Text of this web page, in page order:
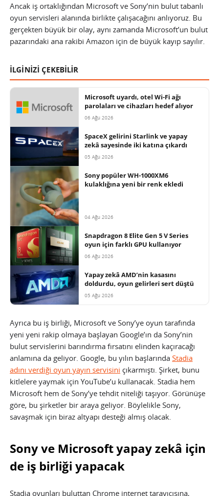
Ancak iş ortaklığından Microsoft ve Sony’nin bulut tabanlı
oyun servisleri alanında birlikte çalışacağını anlıyoruz. Bu
gerçekten büyük bir olay, aynı zamanda Microsoft’un bulut
pazarındaki ana rakibi Amazon için de büyük kayıp sayılır.
İLGİNİZİ ÇEKEBİLİR
Microsoft uyardı, otel Wi-Fi ağı
parolaları ve cihazları hedef alıyor
06 Ağu 2026
SpaceX gelirini Starlink ve yapay
zekâ sayesinde iki katına çıkardı
05 Ağu 2026
Sony popüler WH-1000XM6
kulaklığına yeni bir renk ekledi
04 Ağu 2026
Snapdragon 8 Elite Gen 5 V Series
oyun için farklı GPU kullanıyor
06 Ağu 2026
Yapay zekâ AMD’nin kasasını
doldurdu, oyun gelirleri sert düştü
05 Ağu 2026
Ayrıca bu iş birliği, Microsoft ve Sony’ye oyun tarafında
yeni yeni rakip olmaya başlayan Google’ın da Sony’nin
bulut servislerini barındırma fırsatını elinden kaçıracağı
anlamına da geliyor. Google, bu yılın başlarında Stadia
adını verdiği oyun yayın servisini çıkarmıştı. Şirket, bunu
kitlelere yaymak için YouTube’u kullanacak. Stadia hem
Microsoft hem de Sony’ye tehdit niteliği taşıyor. Görünüşe
göre, bu şirketler bir araya geliyor. Böylelikle Sony,
savaşmak için biraz altyapı desteği almış olacak.
Sony ve Microsoft yapay zekâ için
de iş birliği yapacak
Stadia oyunları buluttan Chrome internet tarayıcısına,